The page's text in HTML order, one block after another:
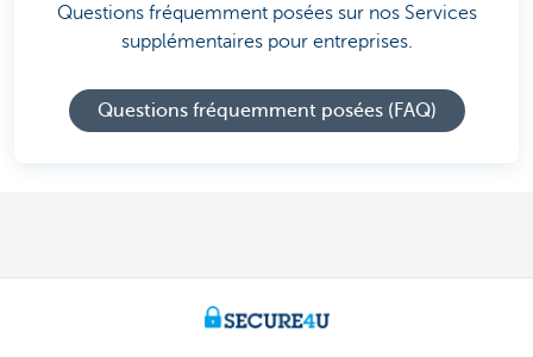
Questions fréquemment posées sur nos Services
supplémentaires pour entreprises.
Questions fréquemment posées (FAQ)